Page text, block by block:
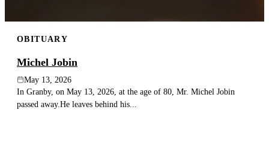
OBITUARY
Michel Jobin
May 13, 2026
In Granby, on May 13, 2026, at the age of 80, Mr. Michel Jobin
passed away.He leaves behind his...